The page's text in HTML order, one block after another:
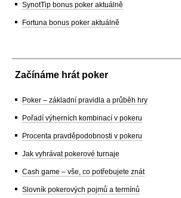
SynotTip bonus poker aktuálně
Fortuna bonus poker aktuálně
Začínáme hrát poker
Poker – základní pravidla a průběh hry
Pořadí výherních kombinací v pokeru
Procenta pravděpodobnosti v pokeru
Jak vyhrávat pokerové turnaje
Cash game – vše, co potřebujete znát
Slovník pokerových pojmů a termínů